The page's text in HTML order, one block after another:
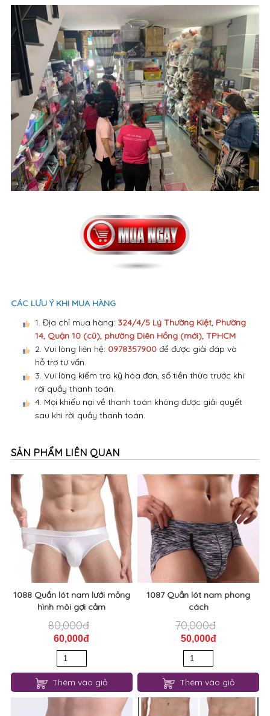
CÁC LƯU Ý KHI MUA HÀNG
1. Địa chỉ mua hàng: 324/4/5 Lý Thường Kiệt, Phường
14, Quận 10 (cũ), phường Diên Hồng (mới), TPHCM
2. Vui lòng liên hệ: 0978357900để được giải đáp và
hỗ trợ tư vấn.
3. Vui lòng kiểm tra kỹ hóa đơn, số tiền thừa trước khi
rời quầy thanh toán.
4. Mọi khiếu nại về thanh toán không được giải quyết
sau khi rời quầy thanh toán.
SẢN PHẨM LIÊN QUAN
1088 Quần lót nam lưới mỏng
hình môi gợi cảm
80,000đ
60,000đ
Thêm vào giỏ
1087 Quần lót nam phong
cách
70,000đ
50,000đ
Thêm vào giỏ